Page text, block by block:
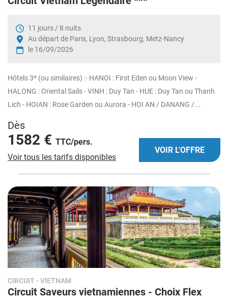
11 jours / 8 nuits
Au départ de Paris, Lyon, Strasbourg, Metz-Nancy
le 16/09/2026
Hôtels 3* (ou similaires) :- HANOI : First Eden ou Moon View -
HALONG : Oriental Sails - VINH : Duy Tan - HUE : Duy Tan ou Thanh
Lich - HOIAN : Rose Garden ou Aurora - HOI AN / DANANG /...
Dès
1582 € TTC/pers.
Voir tous les tarifs disponibles
VOIR L'OFFRE
CIRCUIT - VIETNAM
Circuit Saveurs vietnamiennes - Choix Flex